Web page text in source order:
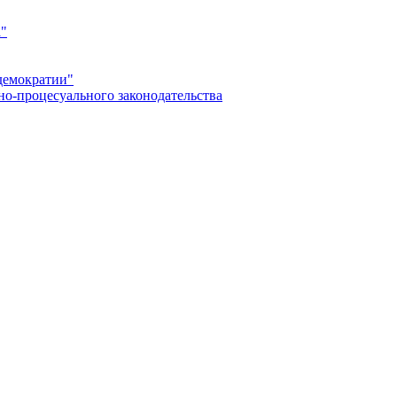
процесуального законодательства